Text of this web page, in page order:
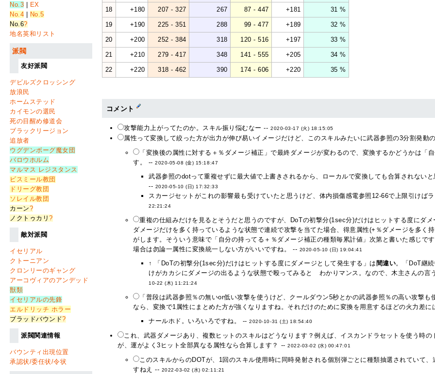
18 +180 207 - 327 267 87 - 447 +181 31 %
19 +190 225 - 351 288 99 - 477 +189 32 %
20 +200 252 - 384 318 120 - 516 +197 33 %
21 +210 279 - 417 348 141 - 555 +205 34 %
22 +220 318 - 462 390 174 - 606 +220 35 %
コメント
攻撃能力上がってたのか。スキル振り悩むなー -- 2020-03-17 (火) 18:15:05
属性って変換して絞った方が出力が伸び易いイメージだけど、このスキルみたいに武器参照の3分割発動
「変換後の属性に対する＋％ダメージ補正」で最終ダメージが変わるので、変換するかどうかは「
す。 --2020-05-08 (金) 15:18:47
武器参照のdotって重複せずに最大値で上書きされるから、ローカルで変換しても合算されない
-- 2020-05-10 (日) 17:32:33
スカージセットがこれの影響最も受けていたと思うけど、体内損傷感電参照12-66で上限引けば
22:21:24
重複の仕組みだけを見るとそうだと思うのですが、DoTの初撃分(1sec分)だけはヒットする度にダ
ダメージだけを多く持っているような状態で連続で攻撃を当てた場合、得意属性(+％ダメージを多く
がします。そういう意味で「自分の持ってる＋％ダメージ補正の種類毎累計値」次第と書いた感じで
場合は勿論一属性に変換統一しない方がいいですね。 -- 2020-05-10 (日) 19:04:41
↑ 「DoTの初撃分(1sec分)だけはヒットする度にダメージとして発生する」は 間違い。「DoT継
けがカカシにダメージの出るような状態で殴ってみると わかりマンス。なので、木主さんの
10-22 (木) 11:21:24
「普段は武器参照％の無いor低い攻撃を使うけど、クールダウン5秒とかの武器参照％の高い攻撃
なら、変換で1属性にまとめた方が強くなりますね。それだけのために変換を用意するほどの火力差
ナールホド。いろいろですね。 --2020-10-31 (土) 18:54:40
これ、武器ダメージあり、複数ヒットのスキルはどうなります？例えば、イスカンドラセットを使う時
が、運がよく3ヒット全部異なる属性なら合算します？ --2022-03-02 (水) 00:47:01
このスキルからのDOTが、1回のスキル使用時に同時発射される個別弾ごとに種類抽選されていて
すねえ -- 2022-03-02 (水) 02:11:21
No.3 | EX
No.4 | No.5
No.6?
地名英和リスト
派閥
友好派閥
デビルズクロッシング
放浪民
ホームステッド
カイモンの選民
死の目醒め修道会
ブラックリージョン
追放者
ウグデンボーグ魔女団
バロウホルム
マルマス レジスタンス
ビスミール教団
ドリーグ教団
ソレイル教団
カーン?
ノクトゥカリ?
敵対派閥
イセリアル
クトーニアン
クロンリーのギャング
アーコヴィアのアンデッド
獣類
イセリアルの先鋒
エルドリッチ ホラー
ブラッドバウンド?
派閥関連情報
バウンティ出現位置
承認状/委任状/令状